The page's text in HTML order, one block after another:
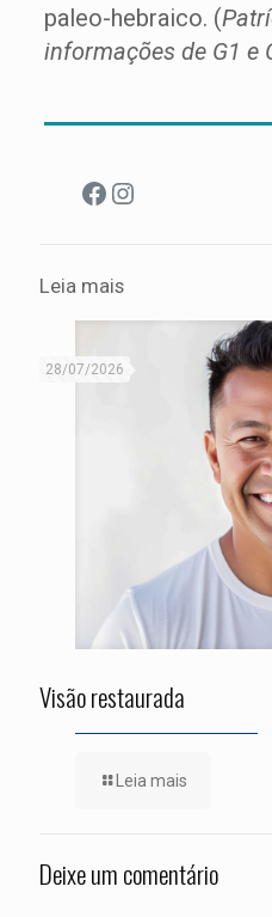
paleo-hebraico. (
informações de G1 e
Facebook
Instagram
Leia mais
28/07/2026
Visão restaurada
Leia mais
Deixe um comentário